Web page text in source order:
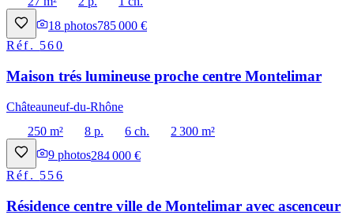
18 photos785 000 €
Réf. 560
Maison trés lumineuse proche centre Montelimar
Châteauneuf-du-Rhône
250 m²
8 p. 6 ch.
2 300 m²
9 photos284 000 €
Réf. 556
Résidence centre ville de Montelimar avec ascenceur